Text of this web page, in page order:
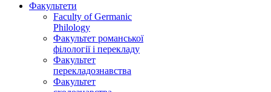
Факультети
Faculty of Germanic
Philology
Факультет романської
філології і перекладу
Факультет
перекладознавства
Факультет